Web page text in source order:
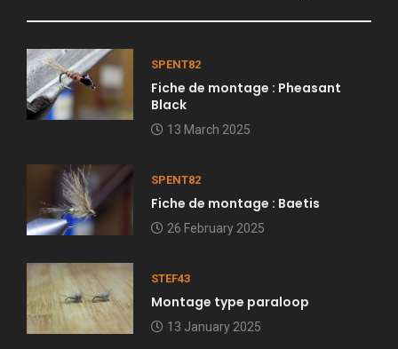
SPENT82
Fiche de montage : Pheasant
Black
13 March 2025
SPENT82
Fiche de montage : Baetis
26 February 2025
STEF43
Montage type paraloop
13 January 2025